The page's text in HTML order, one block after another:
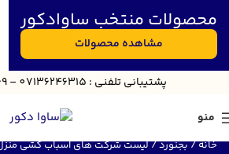
پشتیبانیتلفنی : 07136246315 – 09175020069
منو
خانه بجنورد لیست شرکت های اسباب کشی منزل
محصولات منتخب ساوادکور
مشاهده محصولات